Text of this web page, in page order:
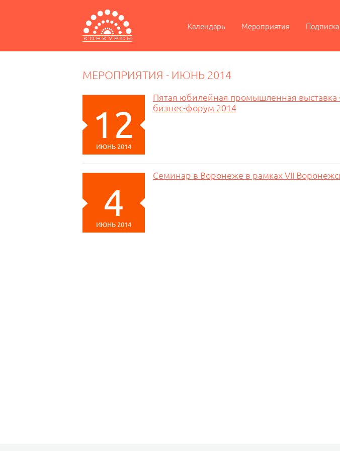
Календарь Мероприятия Подписка
МЕРОПРИЯТИЯ - ИЮНЬ 2014
12
ИЮНЬ 2014
Пятая юбилейная промышленная выставка
бизнес-форум 2014
4
ИЮНЬ 2014
Семинар в Воронеже в рамках VII